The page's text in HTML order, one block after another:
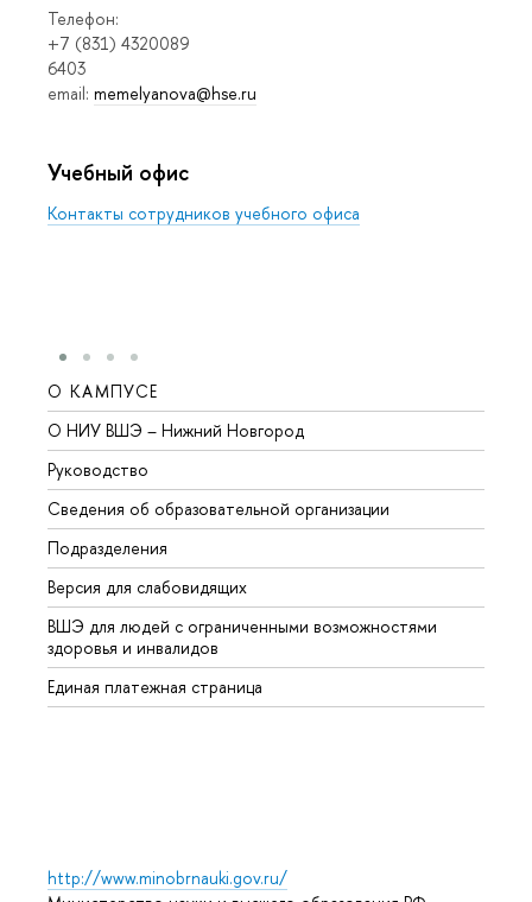
Телефон:
+7 (831) 4320089
6403
email: memelyanova@hse.ru
Учебный офис
Контакты сотрудников учебного офиса
О КАМПУСЕ
О НИУ ВШЭ – Нижний Новгород
Руководство
Сведения об образовательной организации
Подразделения
Версия для слабовидящих
ВШЭ для людей с ограниченными возможностями
здоровья и инвалидов
Единая платежная страница
http://www.minobrnauki.gov.ru/